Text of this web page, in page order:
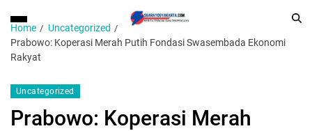
Home
Uncategorized
Prabowo: Koperasi Merah Putih Fondasi Swasembada Ekonomi
Rakyat
Uncategorized
Prabowo: Koperasi Merah